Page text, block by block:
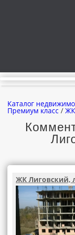
Каталог
Премиум класс / ЖК
ЖК Лиговский,